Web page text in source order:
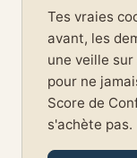
Tes vraies
avant, les
une veille
pour ne
Score de
s'achète pas.